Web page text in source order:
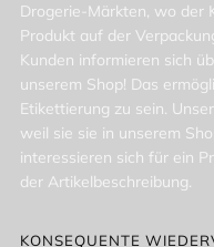
Drogerie-Märkten, wo der
Produkt auf der
Kunden informieren sich
unserem Shop! Das
Etikettierung zu sein.
weil sie sie in unserem
interessieren sich für ein
der Artikelbeschreibung.
KONSEQUENTE